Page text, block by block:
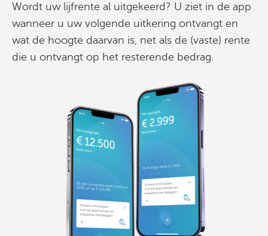
Wordt uw lijfrente al uitgekeerd? U ziet in de app
wanneer u uw volgende uitkering ontvangt en
wat de hoogte daarvan is, net als de (vaste) rente
die u ontvangt op het resterende bedrag.